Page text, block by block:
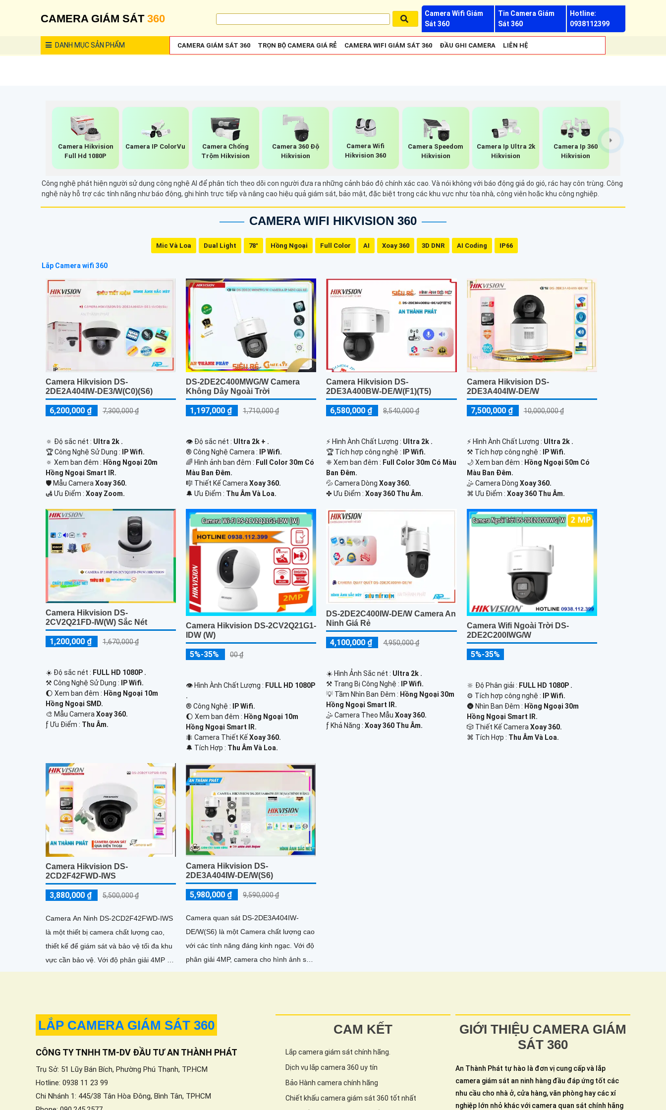
CAMERA GIÁM SÁT 360
Camera Wifi Giám
Sát 360
Tin Camera Giám
Sát 360
Hotline:
0938112399
DANH MỤCSẢN PHẨM CAMERA GIÁM SÁT 360 TRỌN BỘ CAMERA GIÁ RẺ CAMERA WIFI GIÁM SÁT 360 ĐẦU GHI CAMERA LIÊN HỆ
Camera Hikvision
Full Hd 1080P
Camera IP ColorVu
Camera Chống
Trộm Hikvision
Camera 360 Độ
Hikvision
Camera Wifi
Hikvision 360
Camera Speedom
Hikvision
Camera Ip Ultra 2k
Hikvision
Camera Ip 360
Hikvision
Công nghệ phát hiện người sử dụng công nghệ AI để phân tích theo dõi con người đưa ra những cảnh báo độ chính xác cao. Và nói không với báo động giả do gió, rác hay côn trùng. Công
nghệ này hỗ trợ các tính năng như báo động, ghi hình trực tiếp và nâng cao hiệu quả giám sát, bảo mật, đặc biệt trong các khu vực như tòa nhà, công viên hoặc khu công nghiệp.
CAMERA WIFI HIKVISION 360
Mic Và Loa Dual Light 78° Hồng Ngoại Full Color AI Xoay 360 3D DNR AI Coding IP66
Lắp Camera wifi 360
Camera Hikvision DS-
2DE2A404IW-DE3/W(C0)(S6)
6,200,000 ₫ 7,300,000 ₫
🔅 Độ sắc nét : Ultra 2k .
🏆 Công Nghệ Sử Dụng :
IP Wifi.
🔅 Xem ban đêm : Hồng Ngoại 20m
Hồng Ngoại Smart IR.
🛡 Mẫu CameraXoay 360.
️🛃 Ưu Điểm : Xoay Zoom.
DS-2DE2C400MWG/W Camera
Không Dây Ngoài Trời
1,197,000 ₫ 1,710,000 ₫
👁 Độ sắc nét : Ultra 2k + .
®️ Công Nghệ Camera :
IP Wifi.
🌈 Hình ảnh ban đêm : Full Color 30m Có
Màu Ban Ðêm.
🎼️ Thiết Kế CameraXoay 360.
️🔔 Ưu Điểm : Thu Âm Và Loa.
Camera Hikvision DS-
2DE3A400BW-DE/W(F1)(T5)
6,580,000 ₫ 8,540,000 ₫
️⚡ Hình Ành Chất Lượng : Ultra 2k .
🏆 Tích hợp công nghệ :
IP Wifi.
❈ Xem ban đêm : Full Color 30m Có Màu
Ban Đêm.
💦 Camera DòngXoay 360.
️✤ Ưu Điểm :Xoay 360 Thu Âm.
Camera Hikvision DS-
2DE3A404IW-DE/W
7,500,000 ₫ 10,000,000 ₫
️⚡ Hình Ành Chất Lượng : Ultra 2k .
⚒ Tích hợp công nghệ :
IP Wifi.
🌙 Xem ban đêm : Hồng Ngoại 50m Có
Màu Ban Đêm.
🤹 Camera Dòng Xoay 360.
️⌘ Ưu Điểm : Xoay 360 Thu Âm.
Camera Hikvision DS-
2CV2Q21FD-IW(W) Sắc Nét
1,200,000 ₫ 1,670,000 ₫
☀️ Độ sắc nét : FULL HD 1080P .
⚒ Công Nghệ Sử Dụng :
IP Wifi.
🌔 Xem ban đêm : Hồng Ngoại 10m
Hồng Ngoại SMD.
🎨 Mẫu Camera Xoay 360.
️ƒ Ưu Điểm : Thu Âm.
Camera Hikvision DS-2CV2Q21G1-
IDW (W)
5%-35% 00 ₫
👁 Hình Ành Chất Lượng : FULL HD 1080P
.
®️ Công Nghệ :
IP Wifi.
🌔 Xem ban đêm : Hồng Ngoại 10m
Hồng Ngoại Smart IR.
🐜 Camera Thiết KếXoay 360.
️🔔 Tích Hợp : Thu Âm Và Loa.
DS-2DE2C400IW-DE/W Camera An
Ninh Giá Rẻ
4,100,000 ₫ 4,950,000 ₫
☀️ Hình Ảnh Sắc nét : Ultra 2k .
⚒ Trang Bị Công Nghệ :
IP Wifi.
💡 Tầm Nhìn Ban Đêm : Hồng Ngoại 30m
Hồng Ngoại Smart IR.
🤹 Camera Theo MẫuXoay 360.
️ƒ Khả Năng :Xoay 360 Thu Âm.
Camera Wifi Ngoài Trời DS-
2DE2C200IWG/W
5%-35%
🔆 Độ Phân giải : FULL HD 1080P .
⚙ Tích hợp công nghệ :
IP Wifi.
🌚 Nhìn Ban Đêm : Hồng Ngoại 30m
Hồng Ngoại Smart IR.
🎲 Thiết Kế Camera Xoay 360.
️⌘ Tích Hợp : Thu Âm Và Loa.
Camera Hikvision DS-
2CD2F42FWD-IWS
3,880,000 ₫ 5,500,000 ₫
Camera An Ninh DS-2CD2F42FWD-IWS
là một thiết bị camera chất lượng cao,
thiết kế để giám sát và bảo vệ tối đa khu
vực cần bảo vệ. Với độ phân giải 4MP và
công nghệ hình ảnh cao cấp, nó cung
Camera Hikvision DS-
2DE3A404IW-DE/W(S6)
5,980,000 ₫ 9,590,000 ₫
Camera quan sát DS-2DE3A404IW-
DE/W(S6) là một Camera chất lượng cao
với các tính năng đáng kinh ngạc. Với độ
phân giải 4MP, camera cho hình ảnh sắc
nét và rõ ràng
LẮP CAMERA GIÁM SÁT 360
CÔNG TY TNHH TM-DV ĐẦU TƯ AN THÀNH PHÁT
Trụ Sở: 51 Lũy Bán Bích, Phường Phú Thạnh, TP.HCM
Hotline: 0938 11 23 99
Chi Nhánh 1: 445/38 Tân Hòa Đông, Bình Tân, TPHCM
CAM KẾT
Lắp camera giám sát chính hãng.
Dịch vụ lắp camera 360 uy tín
Bảo Hành camera chính hãng
Chiết khấu camera giám sát 360 tốt nhất
GIỚI THIỆU CAMERA GIÁM
SÁT 360
An Thành Phát tự hào là đơn vị cung cấp và lắp
camera giám sát an ninh hàng đầu đáp ứng tốt các
nhu cầu cho nhà ở, cửa hàng, văn phòng hay các xí
nghiệp lớn nhỏ khác với camera quan sát chính hãng